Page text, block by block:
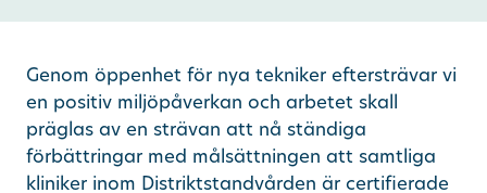
Sök
other languages
Genom öppenhet för nya tekniker eftersträvar vi
en positiv miljöpåverkan och arbetet skall
präglas av en strävan att nå ständiga
förbättringar med målsättningen att samtliga
kliniker inom Distriktstandvården är certifierade